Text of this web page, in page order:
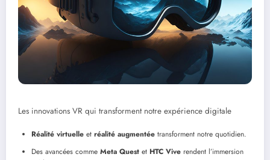
Les innovations VR qui transforment notre expérience digitale
Réalité virtuelle et réalité augmentée transforment notre quotidien.
Des avancées comme Meta Quest et HTC Vive rendent l’immersion